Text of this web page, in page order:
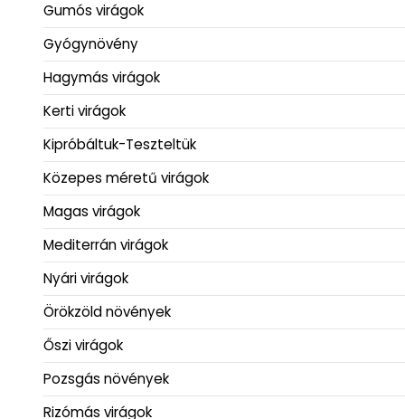
Gumós virágok
Gyógynövény
Hagymás virágok
Kerti virágok
Kipróbáltuk-Teszteltük
Közepes méretű virágok
Magas virágok
Mediterrán virágok
Nyári virágok
Örökzöld növények
Őszi virágok
Pozsgás növények
Rizómás virágok